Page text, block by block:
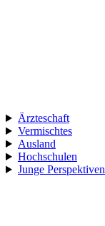
Ärzteschaft
Vermischtes
Ausland
Hochschulen
Junge Perspektiven